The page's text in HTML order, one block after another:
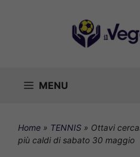
MENU
Home » TENNIS » Ottavi
più caldi di sabato 30 maggio